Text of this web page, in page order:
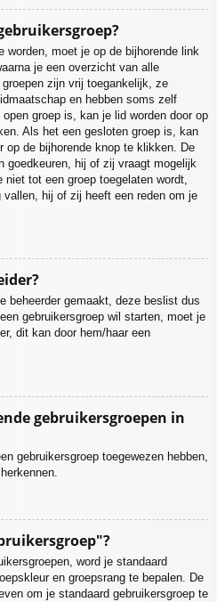
worden, moet je op de bijhorende link
je een overzicht van alle
zijn vrij toegankelijk, ze
en hebben soms zelf
groep is, kan je lid worden door op
Als het een gesloten groep is, kan
op de bijhorende knop te klikken. De
goedkeuren, hij of zij vraagt mogelijk
tot een groep toegelaten wordt,
hij of zij heeft een reden om je
beheerder gemaakt, deze beslist dus
gebruikersgroep wil starten, moet je
dit kan door hem/haar een
gebruikersgroepen in
gebruikersgroep toegewezen hebben,
word je standaard
en groepsrang te bepalen. De
om je standaard gebruikersgroep te